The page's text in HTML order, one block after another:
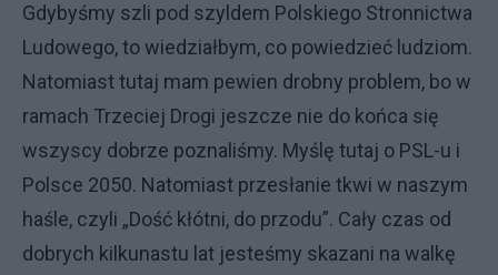
Gdybyśmy szli pod szyldem Polskiego Stronnictwa
Ludowego, to wiedziałbym, co powiedzieć ludziom.
Natomiast tutaj mam pewien drobny problem, bo w
ramach Trzeciej Drogi jeszcze nie do końca się
wszyscy dobrze poznaliśmy. Myślę tutaj o PSL-u i
Polsce 2050. Natomiast przesłanie tkwi w naszym
haśle, czyli „Dość kłótni, do przodu”. Cały czas od
dobrych kilkunastu lat jesteśmy skazani na walkę